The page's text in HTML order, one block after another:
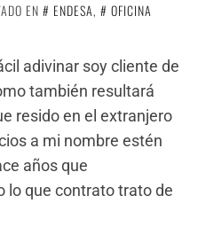
EN ENDESA,
OFICINA
adivinar soy cliente de
también resultará
resido en el extranjero
a mi nombre estén
años que
lo que contrato trato de